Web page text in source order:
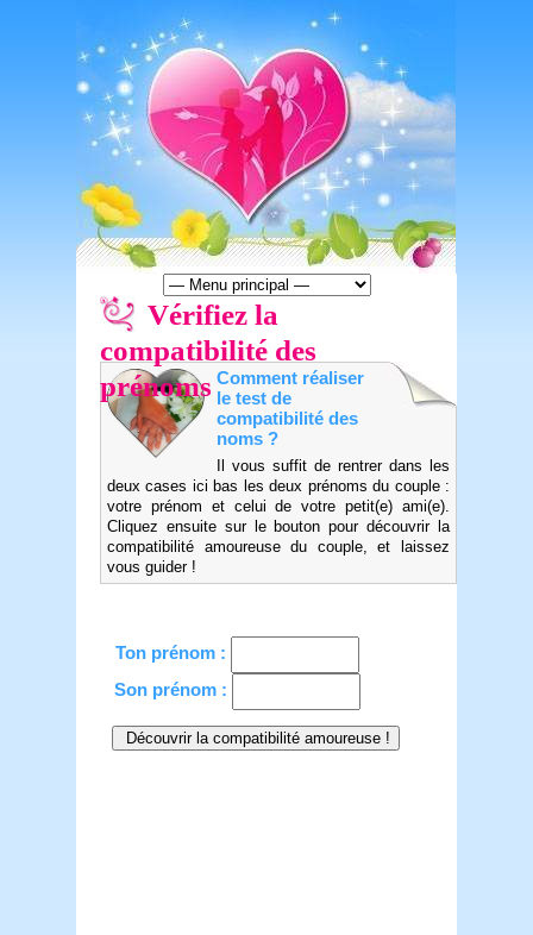
Vérifiez la
compatibilité des
prénoms Comment réaliser
le test de
compatibilité des
noms ?
Il vous suffit de rentrer dans les
deux cases ici bas les deux prénoms du couple :
votre prénom et celui de votre petit(e) ami(e).
Cliquez ensuite sur le bouton pour découvrir la
compatibilité amoureuse du couple, et laissez
vous guider !
Ton prénom :
Son prénom :